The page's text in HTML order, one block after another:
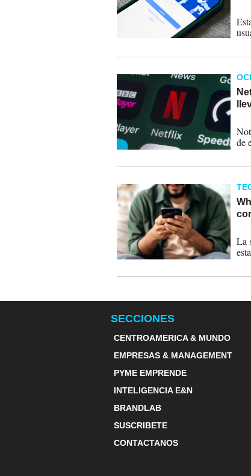
de
La
SECCIONES
CENTROAMERICA & MUNDO
EMPRESAS & MANAGEMENT
PYME EMPRENDE
INTELIGENCIA E&N
BRANDLAB
SUSCRIBETE
CONTACTANOS